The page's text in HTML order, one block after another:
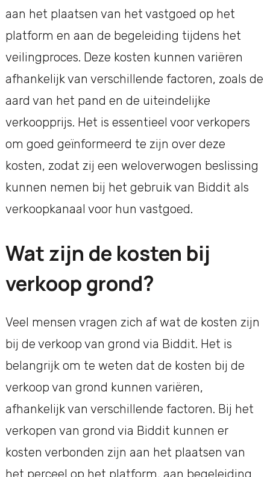
aan het plaatsen van het vastgoed op het
platform en aan de begeleiding tijdens het
veilingproces. Deze kosten kunnen variëren
afhankelijk van verschillende factoren, zoals de
aard van het pand en de uiteindelijke
verkoopprijs. Het is essentieel voor verkopers
om goed geïnformeerd te zijn over deze
kosten, zodat zij een weloverwogen beslissing
kunnen nemen bij het gebruik van Biddit als
verkoopkanaal voor hun vastgoed.
Wat zijn de kosten bij
verkoop grond?
Veel mensen vragen zich af wat de kosten zijn
bij de verkoop van grond via Biddit. Het is
belangrijk om te weten dat de kosten bij de
verkoop van grond kunnen variëren,
afhankelijk van verschillende factoren. Bij het
verkopen van grond via Biddit kunnen er
kosten verbonden zijn aan het plaatsen van
het perceel op het platform, aan begeleiding